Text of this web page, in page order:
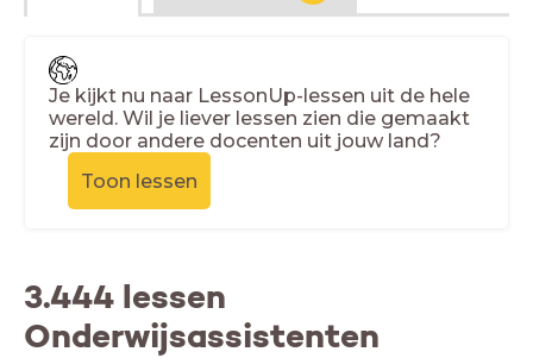
Je kijkt nu naar LessonUp-lessen uit de hele
wereld. Wil je liever lessen zien die gemaakt
zijn door andere docenten uit jouw land?
Toon lessen
3.444 lessen
Onderwijsassistenten